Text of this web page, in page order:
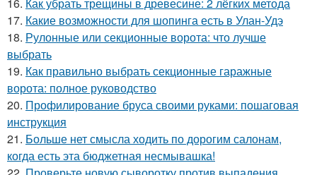
17. Какие возможности для шопинга есть в Улан-Удэ
18. Рулонные или секционные ворота: что лучше
выбрать
19. Как правильно выбрать секционные гаражные
ворота: полное руководство
20. Профилирование бруса своими руками: пошаговая
инструкция
21. Больше нет смысла ходить по дорогим салонам,
когда есть эта бюджетная несмывашка!